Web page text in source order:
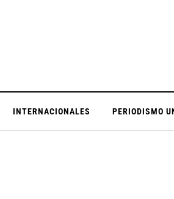
INTERNACIONALES PERIODISMO